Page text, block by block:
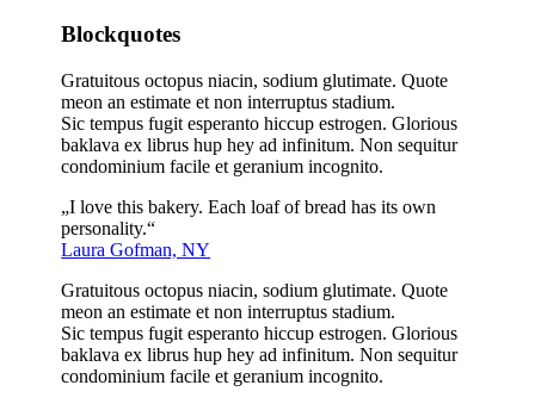
Blockquotes
Gratuitous octopus niacin, sodium glutimate. Quote
meon an estimate et non interruptus stadium.
Sic tempus fugit esperanto hiccup estrogen. Glorious
baklava ex librus hup hey ad infinitum. Non sequitur
condominium facile et geranium incognito.
„I love this bakery. Each loaf of bread has its own
personality.“
Laura Gofman, NY
Gratuitous octopus niacin, sodium glutimate. Quote
meon an estimate et non interruptus stadium.
Sic tempus fugit esperanto hiccup estrogen. Glorious
baklava ex librus hup hey ad infinitum. Non sequitur
condominium facile et geranium incognito.